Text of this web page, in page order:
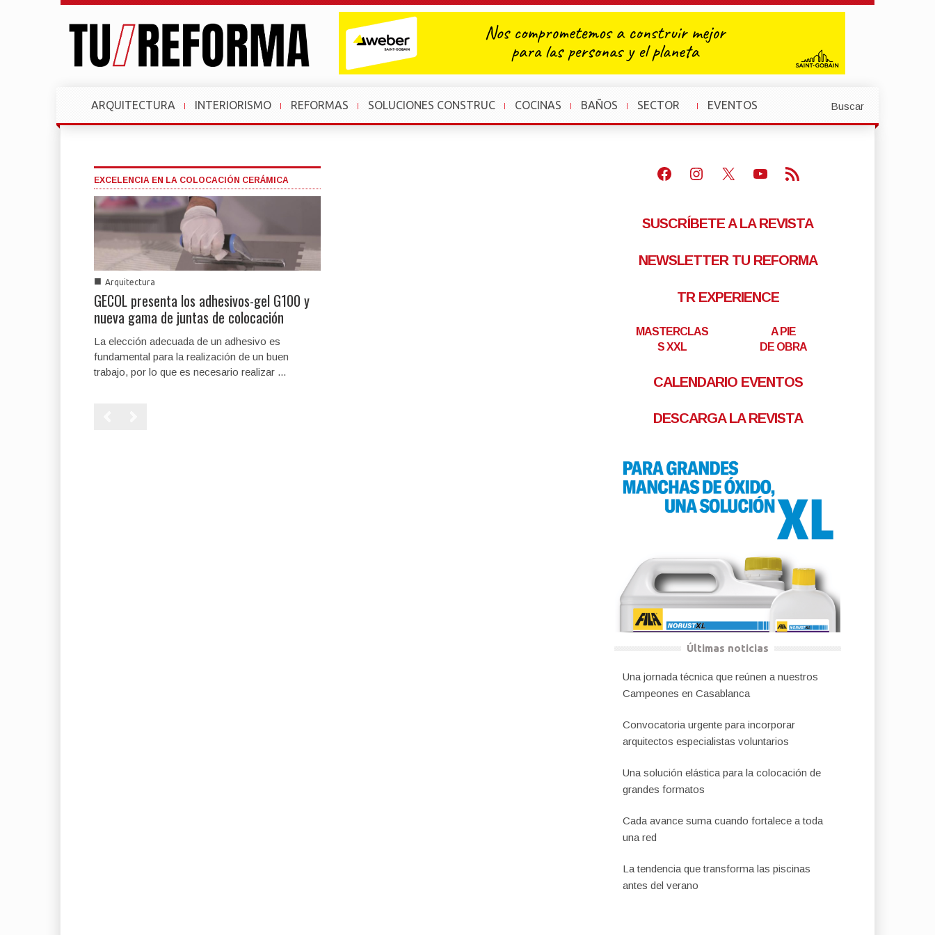
ARQUITECTURA INTERIORISMO REFORMAS SOLUCIONES CONSTRUC COCINAS BAÑOS
SECTOR
»
EVENTOS
»
Buscar
EXCELENCIA EN LA COLOCACIÓN CERÁMICA
■ Arquitectura
GECOL presenta los adhesivos-gel G100 y
nueva gama de juntas de colocación
La elección adecuada de un adhesivo es
fundamental para la realización de un buen
trabajo, por lo que es necesario realizar ...
Facebook
Instagram
X Youtube
Feed RSS
SUSCRÍBETE A LA REVISTA
NEWSLETTER TU REFORMA
TR EXPERIENCE
MASTERCLAS
S XXL
A PIE
DE OBRA
CALENDARIO EVENTOS
DESCARGA LA REVISTA
Últimas noticias
Una jornada técnica que reúnen a nuestros
Campeones en Casablanca
Convocatoria urgente para incorporar
arquitectos especialistas voluntarios
Una solución elástica para la colocación de
grandes formatos
Cada avance suma cuando fortalece a toda
una red
La tendencia que transforma las piscinas
antes del verano